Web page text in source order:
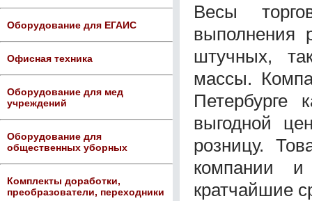
Оборудование для ЕГАИС
Офисная техника
Оборудование для мед
учреждений
Оборудование для
общественных уборных
Комплекты доработки,
преобразователи, переходники
Весы
выполнения
штучных,
массы.
Петербурге
выгодной
розницу.
компании
кратчайшие